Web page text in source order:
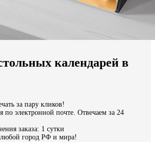
миру
календарей в
за пару кликов!
по электронной почте. Отвечаем за 24
заказа: 1 сутки
город РФ и мира!